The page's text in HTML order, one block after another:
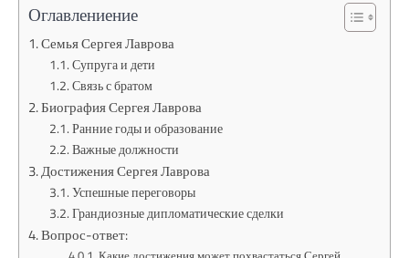
Оглавлениение
Семья Сергея Лаврова
Супруга и дети
Связь с братом
Биография Сергея Лаврова
Ранние годы и образование
Важные должности
Достижения Сергея Лаврова
Успешные переговоры
Грандиозные дипломатические сделки
Вопрос-ответ: